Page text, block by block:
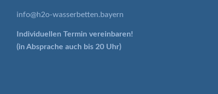
info@h2o-wasserbetten.bayern
Individuellen Termin vereinbaren!
(in Absprache auch bis 20 Uhr)